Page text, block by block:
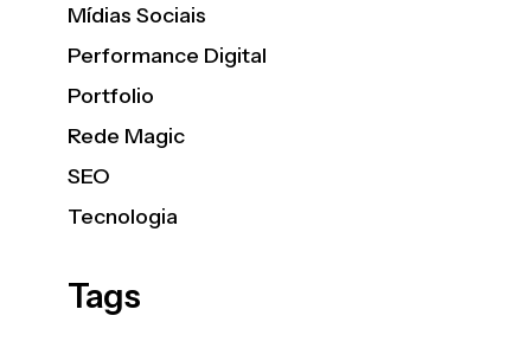
Mídias Sociais
Performance Digital
Portfolio
Rede Magic
SEO
Tecnologia
Tags